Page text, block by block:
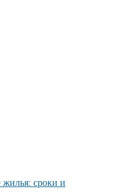
сроки и